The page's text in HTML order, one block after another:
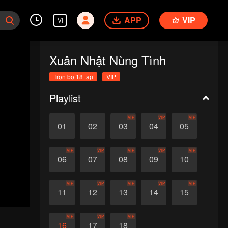
VI APP VIP
Xuân Nhật Nùng Tình
Trọn bộ 18 tập VIP
Playlist
01 02 03
VIP
04
VIP
05
VIP
06
VIP
07
VIP
08
VIP
09
VIP
10
VIP
11
VIP
12
VIP
13
VIP
14
VIP
15
VIP
16
VIP
17
VIP
18
VIP